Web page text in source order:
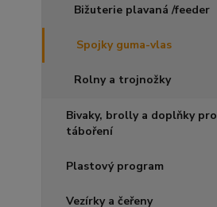
Bižuterie plavaná /feeder
Spojky guma-vlas
Rolny a trojnožky
Bivaky, brolly a doplňky pro
táboření
Plastový program
Vezírky a čeřeny